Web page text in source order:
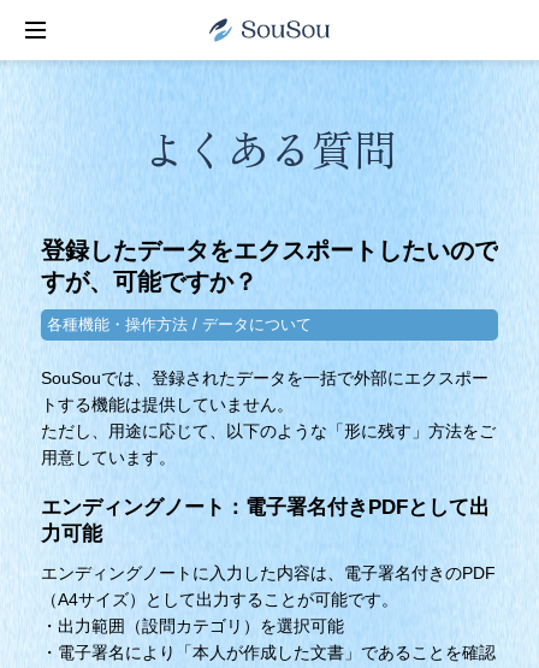
よくある質問
登録したデータをエクスポートしたいので
すが、可能ですか？
各種機能・操作方法 / データについて
SouSouでは、登録されたデータを一括で外部にエクスポー
トする機能は提供していません。
ただし、用途に応じて、以下のような「形に残す」方法をご
用意しています。
エンディングノート：電子署名付きPDFとして出
力可能
エンディングノートに入力した内容は、電子署名付きのPDF
（A4サイズ）として出力することが可能です。
・出力範囲（設問カテゴリ）を選択可能
・電子署名により「本人が作成した文書」であることを確認